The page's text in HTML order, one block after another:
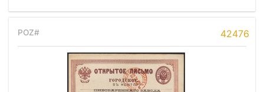
42476